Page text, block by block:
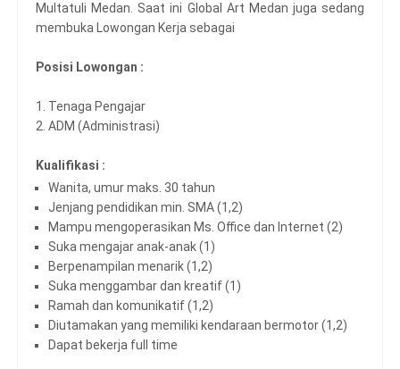
Multatuli Medan. Saat ini Global Art Medan juga sedang
membuka Lowongan Kerja sebagai
Posisi Lowongan :
1. Tenaga Pengajar
2. ADM (Administrasi)
Kualifikasi :
Wanita, umur maks. 30 tahun
Jenjang pendidikan min. SMA (1,2)
Mampu mengoperasikan Ms. Office dan Internet (2)
Suka mengajar anak-anak (1)
Berpenampilan menarik (1,2)
Suka menggambar dan kreatif (1)
Ramah dan komunikatif (1,2)
Diutamakan yang memiliki kendaraan bermotor (1,2)
Dapat bekerja full time